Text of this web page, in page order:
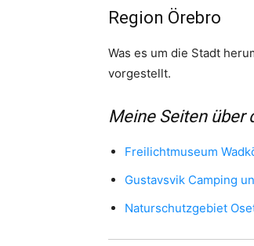
Region Örebro
Was es um die Stadt
vorgestellt.
Meine Seiten über
Freilichtmuseum
Gustavsvik Camping
Naturschutzgebiet